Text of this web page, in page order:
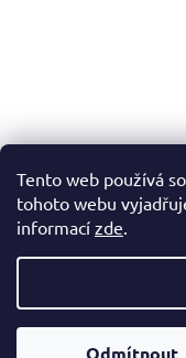
Tento web používá
tohoto webu
informací zde.
Odmítnout